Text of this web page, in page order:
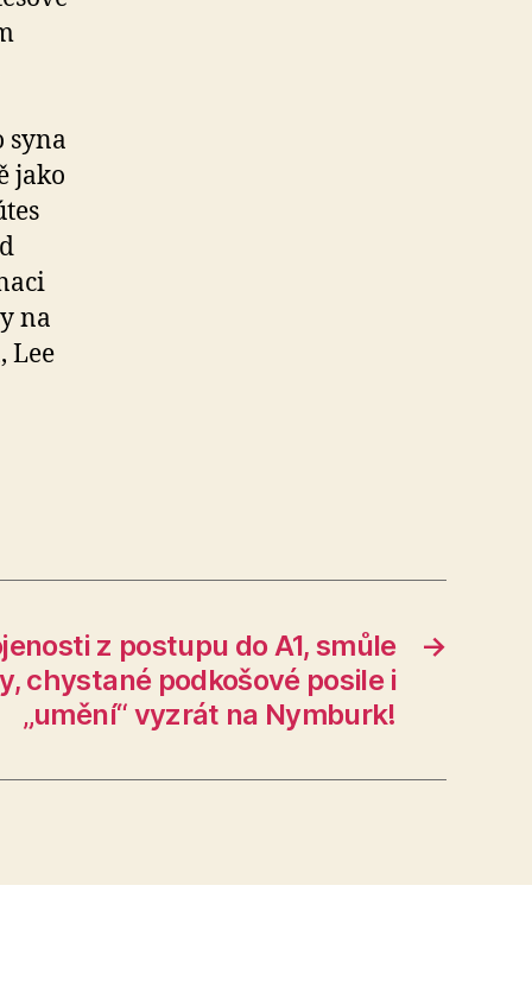
syna
jako
na
Lee
→
z postupu do A1, smůle
chystané podkošové posile i
„umění“ vyzrát na Nymburk!